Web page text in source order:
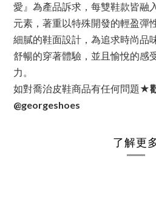
愛』為產品訴求，每雙鞋款皆融
元素，著重以特殊開發的輕盈彈
細膩的鞋面設計，為追求時尚品
舒暢的穿著體驗，並且愉悅的感
力。
如對喬治皮鞋商品有任何問題 ★
@georgeshoes
了解更